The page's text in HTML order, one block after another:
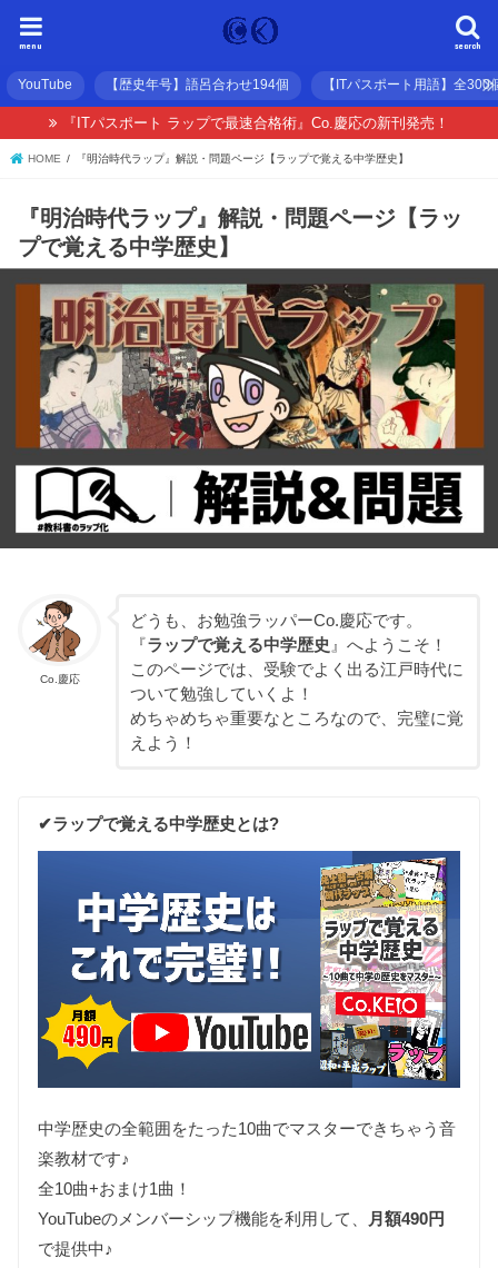
search
menu
YouTube 【歴史年号】語呂合わせ194個 【ITパスポート用語】全300
『ITパスポート ラップで最速合格術』Co.慶応の新刊発売！
HOME 『明治時代ラップ』解説・問題ページ【ラップで覚える中学歴史】
『明治時代ラップ』解説・問題ページ【ラッ
プで覚える中学歴史】
Co.慶応
どうも、お勉強ラッパーCo.慶応です。
『ラップで覚える中学歴史 』へようこそ！
このページでは、受験でよく出る江戸時代に
ついて勉強していくよ！
めちゃめちゃ重要なところなので、完璧に覚
えよう！
✔︎ラップで覚える中学歴史とは?
中学歴史の全範囲をたった10曲でマスターできちゃう音
楽教材です♪
全10曲+おまけ1曲！
YouTubeのメンバーシップ機能を利用して、
月額490円
で提供中♪